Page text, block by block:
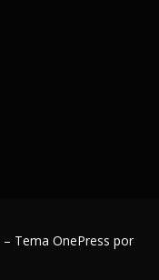
– Tema OnePress por